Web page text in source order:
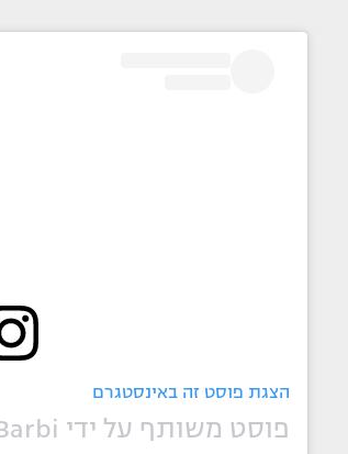
הצגת פוסט זה באינסטגרם
פוסט משותף על ידי ‏‎Apollonia | Barbi‎‏ (@‏‎apolloniallewellyn‎‏)